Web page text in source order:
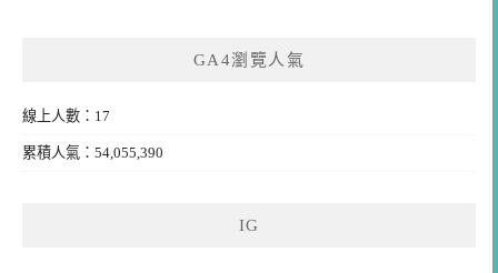
GA4瀏覽人氣
線上人數：17
累積人氣：54,055,390
IG